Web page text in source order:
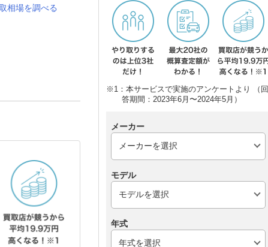
相場を調べる
※1：本サービスで実施のアンケートより （回
答期間：2023年6月〜2024年5月）
メーカー
モデル
年式